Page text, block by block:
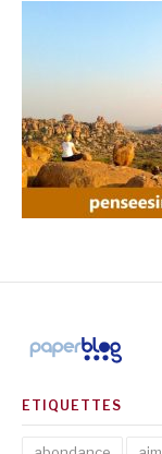
ETIQUETTES